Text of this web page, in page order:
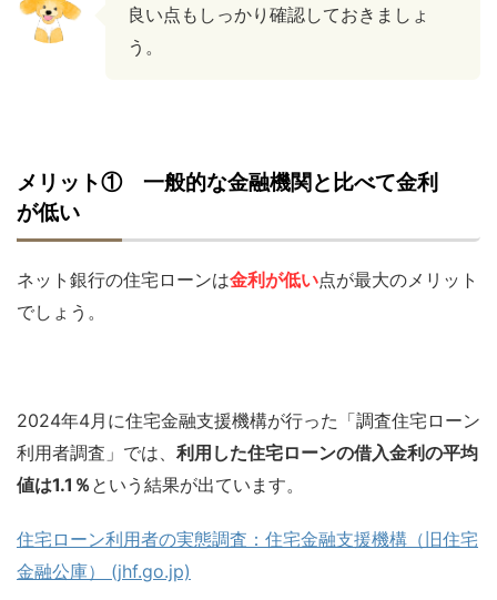
良い点もしっかり確認しておきましょ
う。
メリット① 一般的な金融機関と比べて金利
が低い
ネット銀行の住宅ローンは金利が低い点が最大のメリット
でしょう。
2024年4月に住宅金融支援機構が行った「調査住宅ローン
利用者調査」では、 利用した住宅ローンの借入金利の平均
値は1.1％ という結果が出ています。
住宅ローン利用者の実態調査：住宅金融支援機構（旧住宅
金融公庫） (jhf.go.jp)